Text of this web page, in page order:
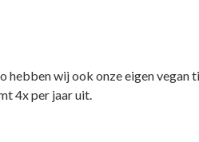
hebben wij ook onze eigen vegan
4x per jaar uit.